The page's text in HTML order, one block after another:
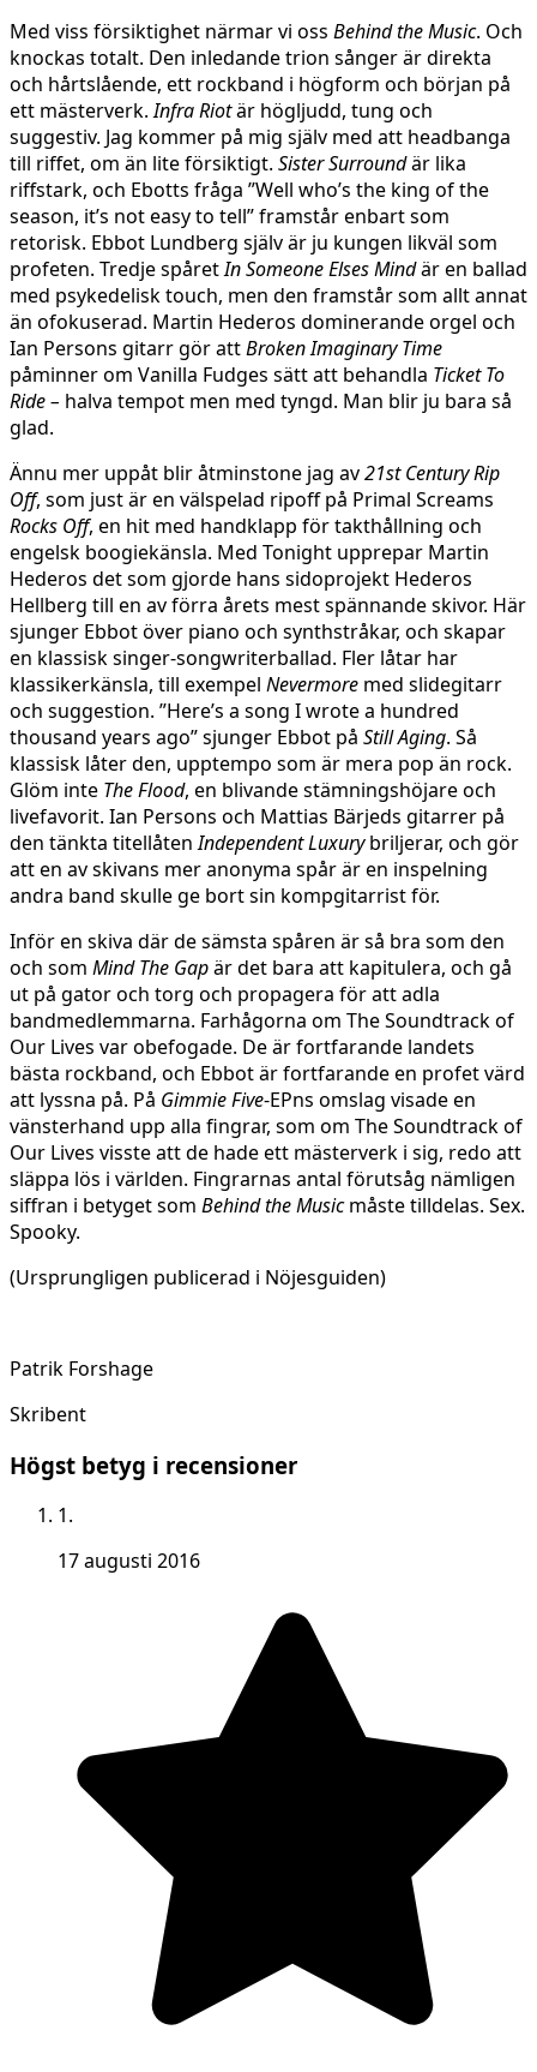
Med viss försiktighet närmar vi oss Behind the Music. Och
knockas totalt. Den inledande trion sånger är direkta
och hårtslående, ett rockband i högform och början på
ett mästerverk.Infra Riotär högljudd, tung och
suggestiv. Jag kommer på mig själv med att headbanga
till riffet, om än lite försiktigt. Sister Surroundär lika
riffstark, och Ebotts fråga ”Well who’s the king of the
season, it’s not easy to tell” framstår enbart som
retorisk. Ebbot Lundberg själv är ju kungen likväl som
profeten. Tredje spåretIn Someone Elses Mindär en ballad
med psykedelisk touch, men den framstår som allt annat
än ofokuserad. Martin Hederos dominerande orgel och
Ian Persons gitarr gör attBroken Imaginary Time
påminner om Vanilla Fudges sätt att behandla Ticket To
Ride – halva tempot men med tyngd. Man blir ju bara så
glad.
Ännu mer uppåt blir åtminstone jag av21st Century Rip
Off, som just är en välspelad ripoff på Primal Screams
Rocks Off, en hit med handklapp för takthållning och
engelsk boogiekänsla. Med Tonight upprepar Martin
Hederos det som gjorde hans sidoprojekt Hederos
Hellberg till en av förra årets mest spännande skivor. Här
sjunger Ebbot över piano och synthstråkar, och skapar
en klassisk singer-songwriterballad. Fler låtar har
klassikerkänsla, till exempel Nevermore med slidegitarr
och suggestion. ”Here’s a song I wrote a hundred
thousand years ago” sjunger Ebbot på Still Aging. Så
klassisk låter den, upptempo som är mera pop än rock.
Glöm inte The Flood, en blivande stämningshöjare och
livefavorit. Ian Persons och Mattias Bärjeds gitarrer på
den tänkta titellåtenIndependent Luxurybriljerar, och gör
att en av skivans mer anonyma spår är en inspelning
andra band skulle ge bort sin kompgitarrist för.
Inför en skiva där de sämsta spåren är så bra som den
och som Mind The Gapär det bara att kapitulera, och gå
ut på gator och torg och propagera för att adla
bandmedlemmarna. Farhågorna om The Soundtrack of
Our Lives var obefogade. De är fortfarande landets
bästa rockband, och Ebbot är fortfarande en profet värd
att lyssna på. På Gimmie Five-EPns omslag visade en
vänsterhand upp alla fingrar, som om The Soundtrack of
Our Lives visste att de hade ett mästerverk i sig, redo att
släppa lös i världen. Fingrarnas antal förutsåg nämligen
siffran i betyget som Behind the Musicmåste tilldelas. Sex.
Spooky.
(Ursprungligen publicerad i Nöjesguiden)
Patrik Forshage
Skribent
Högst betyg i recensioner
1.
17 augusti 2016